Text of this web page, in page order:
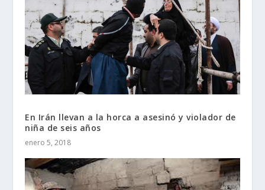
En Irán llevan a la horca a asesinó y violador de
niña de seis años
enero 5, 2018